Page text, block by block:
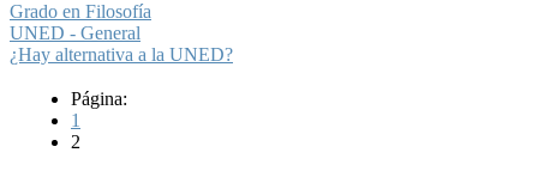
Grado en Filosofía
UNED - General
¿Hay alternativa a la UNED?
Página:
1
2